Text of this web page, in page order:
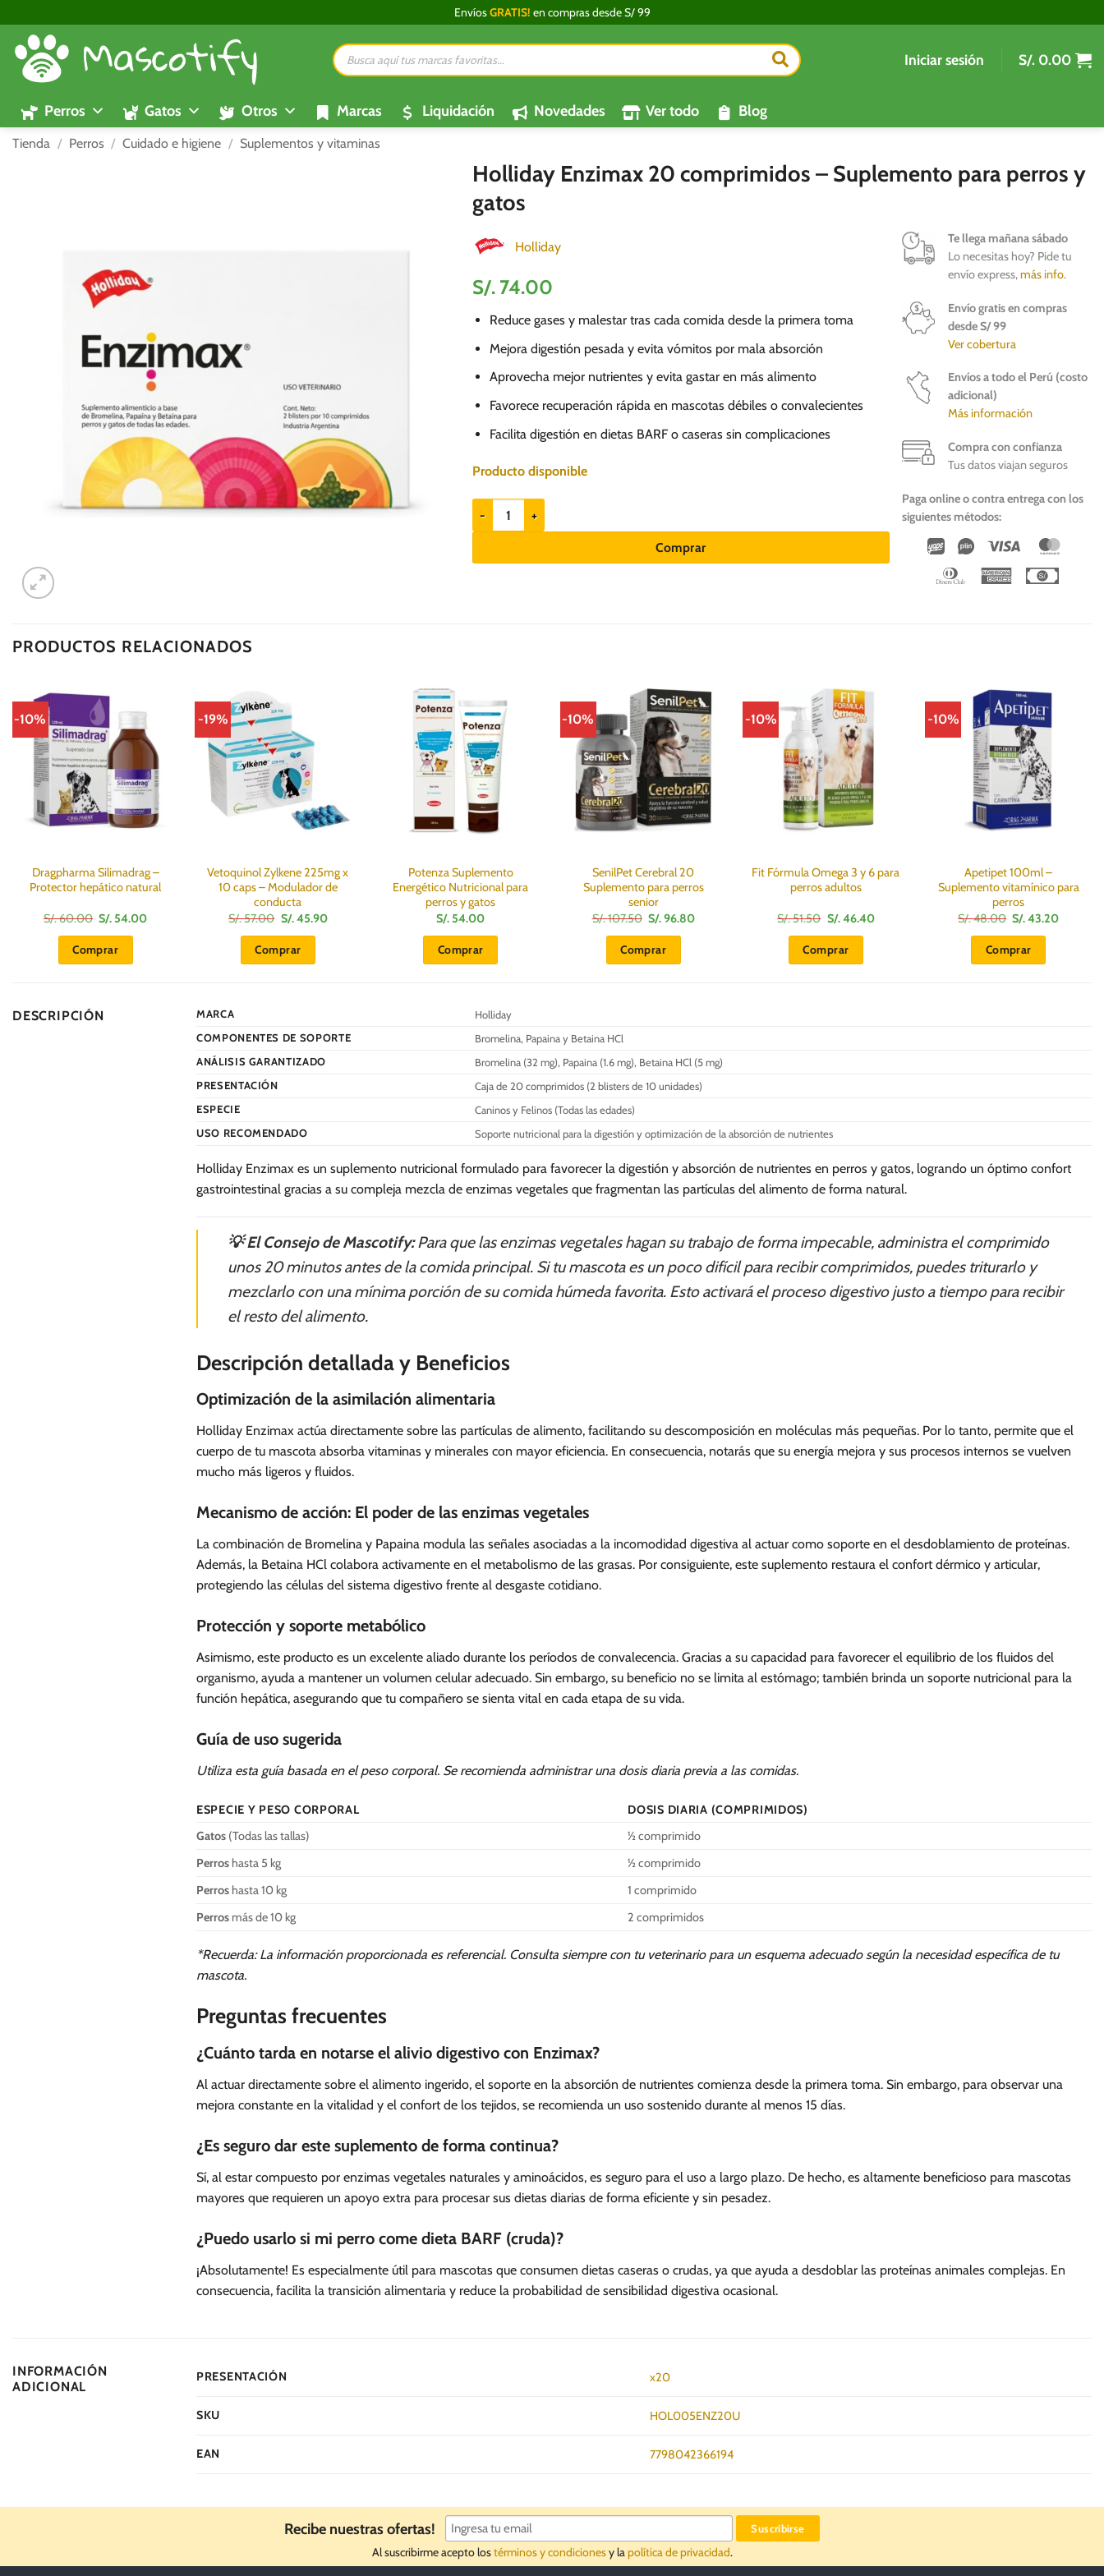
al
contenido
EnvíosGRATIS! en compras desde S/ 99
Búsqueda
de
productos
Iniciar sesión S/. 0.00
Perros Gatos Otros Marcas Liquidación Novedades Ver todo Blog
Tienda / Perros / Cuidado e higiene / Suplementos y vitaminas
Holliday Enzimax 20 comprimidos – Suplemento para perros y
gatos
Holliday
S/. 74.00
Reduce gases y malestar tras cada comida desde la primera toma
Mejora digestión pesada y evita vómitos por mala absorción
Aprovecha mejor nutrientes y evita gastar en más alimento
Favorece recuperación rápida en mascotas débiles o convalecientes
Facilita digestión en dietas BARF o caseras sin complicaciones
Producto disponible
Holliday Enzimax 20 comprimidos - Suplemento para perros y gatos cantidad
Comprar
Te llega mañana sábado
Lo necesitas hoy? Pide tu
envío express,más info.
Envío gratis en compras
desde S/ 99
Ver cobertura
Envíos a todo el Perú (costo
adicional)
Más información
Compra con confianza
Tus datos viajan seguros
Paga online o contra entrega con los
siguientes métodos:
Wirecard
Vipps Visa
Dinners
American
PRODUCTOS RELACIONADOS
-10%
Dragpharma Silimadrag –
Protector hepático natural
S/.60.00 El
precio
original
era:
S/.
S/. 54.00El
Comprar
-19%
Vetoquinol Zylkene 225mg x
10 caps – Modulador de
conducta
S/.57.00 El
precio
original
era:
S/.
S/.45.90El
Comprar
Potenza Suplemento
Energético Nutricional para
perros y gatos
S/. 54.00
Comprar
-10%
SenilPet Cerebral 20
Suplemento para perros
senior
S/.107.50 El
precio
original
era:
S/.
S/.96.80El
Comprar
-10%
Fit Fórmula Omega 3 y 6 para
perros adultos
S/.51.50 El
precio
original
era:
S/.
S/.46.40El
Comprar
-10%
Apetipet 100ml –
Suplemento vitamínico para
perros
S/.48.00 El
precio
original
era:
S/.
S/.43.20El
Comprar
DESCRIPCIÓN MARCA
Holliday
COMPONENTES DE SOPORTE
Bromelina, Papaina y Betaina HCl
ANÁLISIS GARANTIZADO
Bromelina (32 mg), Papaina (1.6 mg), Betaina HCl (5 mg)
PRESENTACIÓN
Caja de 20 comprimidos (2 blisters de 10 unidades)
ESPECIE
Caninos y Felinos (Todas las edades)
USO RECOMENDADO
Soporte nutricional para la digestión y optimización de la absorción de nutrientes
Holliday Enzimax es un suplemento nutricional formulado para favorecer la digestión y absorción de nutrientes en perros y gatos, logrando un óptimo confort
gastrointestinal gracias a su compleja mezcla de enzimas vegetales que fragmentan las partículas del alimento de forma natural.
💡 El Consejo de Mascotify:Para que las enzimas vegetales hagan su trabajo de forma impecable, administra el comprimido
unos 20 minutos antes de la comida principal. Si tu mascota es un poco difícil para recibir comprimidos, puedes triturarlo y
mezclarlo con una mínima porción de su comida húmeda favorita. Esto activará el proceso digestivo justo a tiempo para recibir
el resto del alimento.
Descripción detallada y Beneficios
Optimización de la asimilación alimentaria
Holliday Enzimax actúa directamente sobre las partículas de alimento, facilitando su descomposición en moléculas más pequeñas. Por lo tanto, permite que el
cuerpo de tu mascota absorba vitaminas y minerales con mayor eficiencia. En consecuencia, notarás que su energía mejora y sus procesos internos se vuelven
mucho más ligeros y fluidos.
Mecanismo de acción: El poder de las enzimas vegetales
La combinación de Bromelina y Papaina modula las señales asociadas a la incomodidad digestiva al actuar como soporte en el desdoblamiento de proteínas.
Además, la Betaina HCl colabora activamente en el metabolismo de las grasas. Por consiguiente, este suplemento restaura el confort dérmico y articular,
protegiendo las células del sistema digestivo frente al desgaste cotidiano.
Protección y soporte metabólico
Asimismo, este producto es un excelente aliado durante los períodos de convalecencia. Gracias a su capacidad para favorecer el equilibrio de los fluidos del
organismo, ayuda a mantener un volumen celular adecuado. Sin embargo, su beneficio no se limita al estómago; también brinda un soporte nutricional para la
función hepática, asegurando que tu compañero se sienta vital en cada etapa de su vida.
Guía de uso sugerida
Utiliza esta guía basada en el peso corporal. Se recomienda administrar una dosis diaria previa a las comidas.
ESPECIE Y PESO CORPORAL
DOSIS DIARIA (COMPRIMIDOS)
Gatos (Todas las tallas)
½ comprimido
Perros hasta 5 kg
½ comprimido
Perros hasta 10 kg
1 comprimido
Perros más de 10 kg 2 comprimidos
*Recuerda: La información proporcionada es referencial. Consulta siempre con tu veterinario para un esquema adecuado según la necesidad específica de tu
mascota.
Preguntas frecuentes
¿Cuánto tarda en notarse el alivio digestivo con Enzimax?
Al actuar directamente sobre el alimento ingerido, el soporte en la absorción de nutrientes comienza desde la primera toma. Sin embargo, para observar una
mejora constante en la vitalidad y el confort de los tejidos, se recomienda un uso sostenido durante al menos 15 días.
¿Es seguro dar este suplemento de forma continua?
Sí, al estar compuesto por enzimas vegetales naturales y aminoácidos, es seguro para el uso a largo plazo. De hecho, es altamente beneficioso para mascotas
mayores que requieren un apoyo extra para procesar sus dietas diarias de forma eficiente y sin pesadez.
¿Puedo usarlo si mi perro come dieta BARF (cruda)?
¡Absolutamente! Es especialmente útil para mascotas que consumen dietas caseras o crudas, ya que ayuda a desdoblar las proteínas animales complejas. En
consecuencia, facilita la transición alimentaria y reduce la probabilidad de sensibilidad digestiva ocasional.
INFORMACIÓN
ADICIONAL
PRESENTACIÓN x20
SKU HOL005ENZ20U
EAN 7798042366194
Recibe nuestras ofertas!
Al suscribirme acepto lostérminos y condicionesy lapolítica de privacidad.